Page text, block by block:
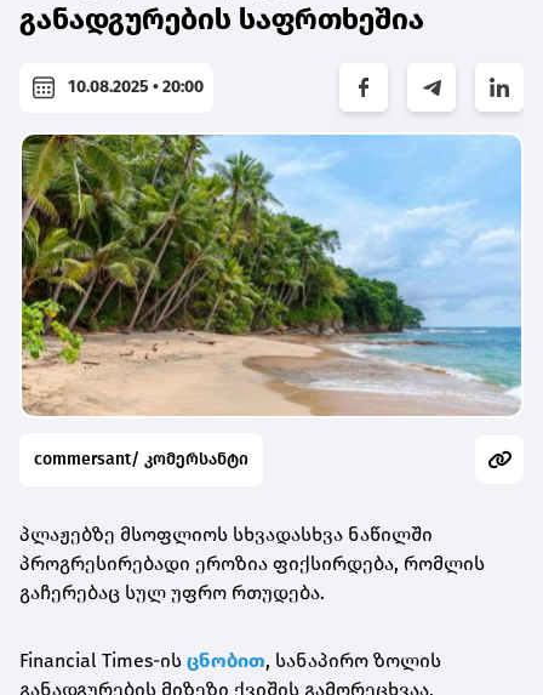
განადგურების საფრთხეშია
10.08.2025 • 20:00
commersant/ კომერსანტი
პლაჟებზე მსოფლიოს სხვადასხვა ნაწილში
პროგრესირებადი ეროზია ფიქსირდება, რომლის
გაჩერებაც სულ უფრო რთუდება.
Financial Times-ის ცნობით, სანაპირო ზოლის
განადგურების მიზეზი ქვიშის გამორეცხვაა,